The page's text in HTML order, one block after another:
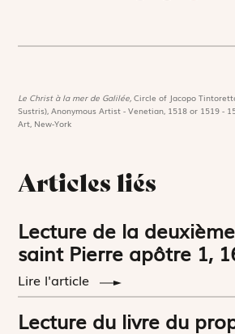
Le Christ à la mer de Galilée,Circle of Jacopo
Sustris), Anonymous Artist - Venetian, 1518 or 1519 -
Art, New-York
Articles liés
Lecture de la
saint Pierre apôtre 1,
Lire l'article
Lecture du livre du